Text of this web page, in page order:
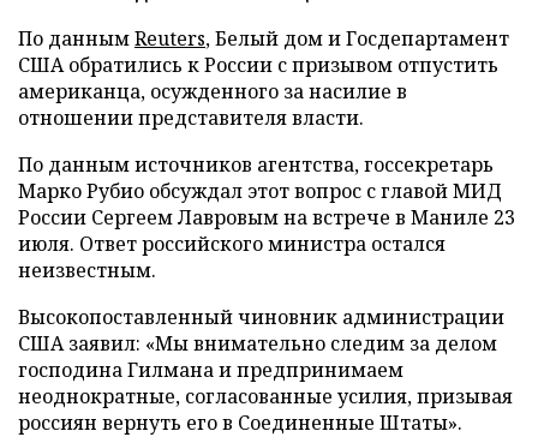
По даннымReuters, Белый дом и Госдепартамент
США обратились к России с призывом отпустить
американца, осужденного за насилие в
отношении представителя власти.
По данным источников агентства, госсекретарь
Марко Рубио обсуждал этот вопрос с главой МИД
России Сергеем Лавровым на встрече в Маниле 23
июля. Ответ российского министра остался
неизвестным.
Высокопоставленный чиновник администрации
США заявил: «Мы внимательно следим за делом
господина Гилмана и предпринимаем
неоднократные, согласованные усилия, призывая
россиян вернуть его в Соединенные Штаты».